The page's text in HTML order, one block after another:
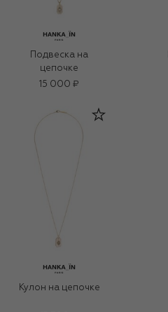
Подвеска на
цепочке
15 000 ₽
Кулон на цепочке